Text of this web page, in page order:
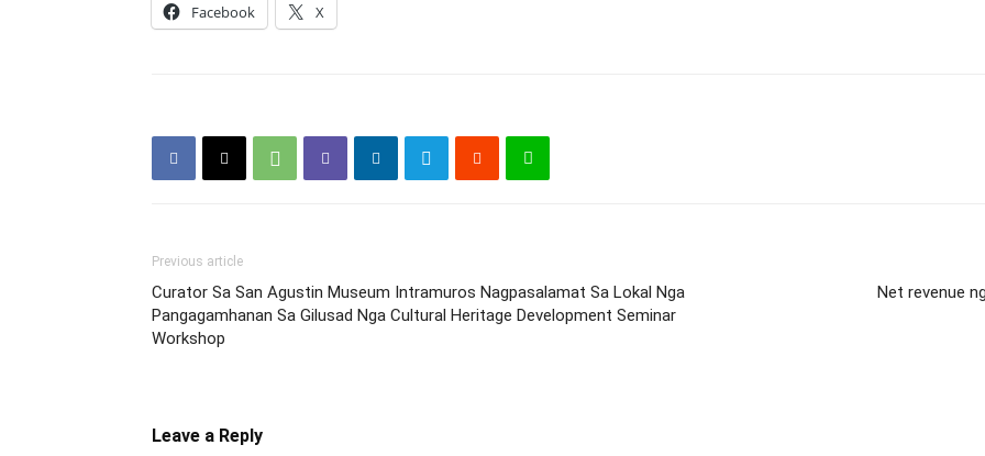
Facebook X
Previous article
Curator Sa San Agustin Museum Intramuros Nagpasalamat Sa Lokal Nga
Pangagamhanan Sa Gilusad Nga Cultural Heritage Development Seminar
Workshop
Net revenue
Leave a Reply